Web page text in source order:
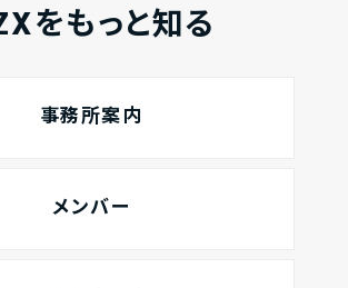
をもっと知る
事務所案内
メンバー